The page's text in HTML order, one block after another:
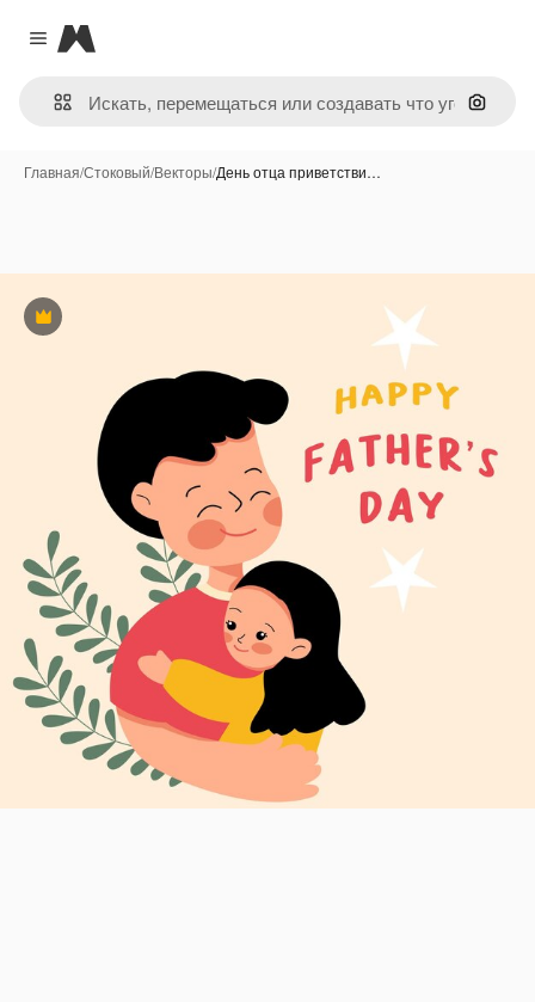
Close menu
Magnific
Поиск
Главная/Стоковый/Векторы/День отца приветстви…
Премиум